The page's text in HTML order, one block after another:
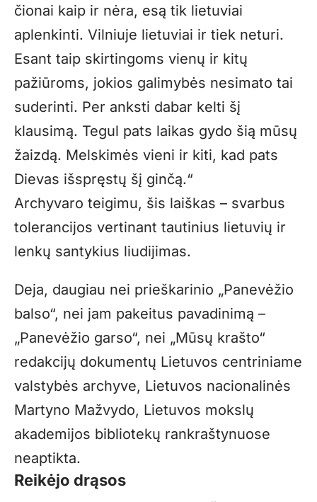
čionai kaip ir nėra, esą tik lietuviai
aplenkinti. Vilniuje lietuviai ir tiek neturi.
Esant taip skirtingoms vienų ir kitų
pažiūroms, jokios galimybės nesimato tai
suderinti. Per anksti dabar kelti šį
klausimą. Tegul pats laikas gydo šią mūsų
žaizdą. Melskimės vieni ir kiti, kad pats
Dievas išspręstų šį ginčą.“
Archyvaro teigimu, šis laiškas – svarbus
tolerancijos vertinant tautinius lietuvių ir
lenkų santykius liudijimas.
Deja, daugiau nei prieškarinio „Panevėžio
balso“, nei jam pakeitus pavadinimą –
„Panevėžio garso“, nei „Mūsų krašto“
redakcijų dokumentų Lietuvos centriniame
valstybės archyve, Lietuvos nacionalinės
Martyno Mažvydo, Lietuvos mokslų
akademijos bibliotekų rankraštynuose
neaptikta.
Reikėjo drąsos